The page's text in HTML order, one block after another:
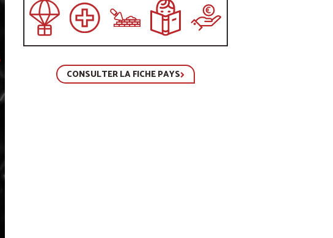
CONSULTER LA FICHE PAYS